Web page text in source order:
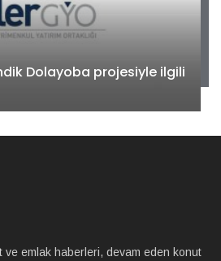
Dolayoba projesiyle ilgili
emlak haberleri, devam eden konut